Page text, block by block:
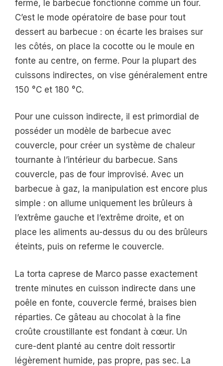
fermé, le barbecue fonctionne comme un four.
C’est le mode opératoire de base pour tout
dessert au barbecue : on écarte les braises sur
les côtés, on place la cocotte ou le moule en
fonte au centre, on ferme. Pour la plupart des
cuissons indirectes, on vise généralement entre
150 °C et 180 °C.
Pour une cuisson indirecte, il est primordial de
posséder un modèle de barbecue avec
couvercle, pour créer un système de chaleur
tournante à l’intérieur du barbecue. Sans
couvercle, pas de four improvisé. Avec un
barbecue à gaz, la manipulation est encore plus
simple : on allume uniquement les brûleurs à
l’extrême gauche et l’extrême droite, et on
place les aliments au-dessus du ou des brûleurs
éteints, puis on referme le couvercle.
La torta caprese de Marco passe exactement
trente minutes en cuisson indirecte dans une
poêle en fonte, couvercle fermé, braises bien
réparties. Ce gâteau au chocolat à la fine
croûte croustillante est fondant à cœur. Un
cure-dent planté au centre doit ressortir
légèrement humide, pas propre, pas sec. La